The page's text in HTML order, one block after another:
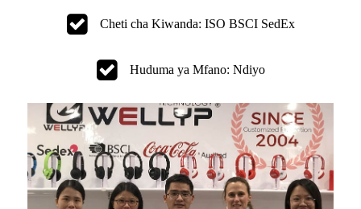
Cheti cha Kiwanda: ISO BSCI SedEx
Huduma ya Mfano: Ndiyo